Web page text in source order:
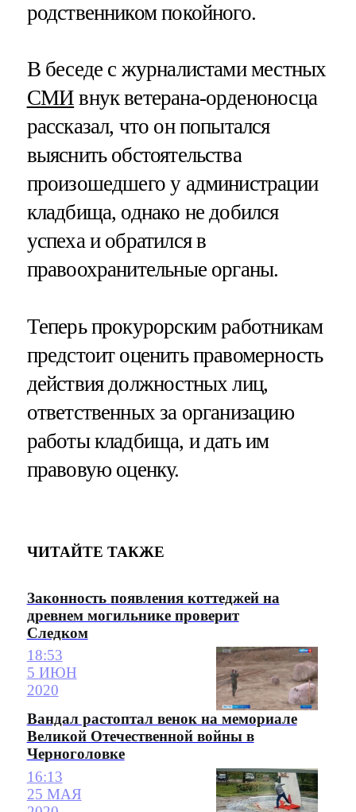
родственником покойного.
В беседе с журналистами местных
СМИ внук ветерана-орденоносца
рассказал, что он попытался
выяснить обстоятельства
произошедшего у администрации
кладбища, однако не добился
успеха и обратился в
правоохранительные органы.
Теперь прокурорским работникам
предстоит оценить правомерность
действия должностных лиц,
ответственных за организацию
работы кладбища, и дать им
правовую оценку.
ЧИТАЙТЕ ТАКЖЕ
Законность появления коттеджей на
древнем могильнике проверит
Следком
18:53
5 ИЮН
2020
Вандал растоптал венок на мемориале
Великой Отечественной войны в
Черноголовке
16:13
25 МАЯ